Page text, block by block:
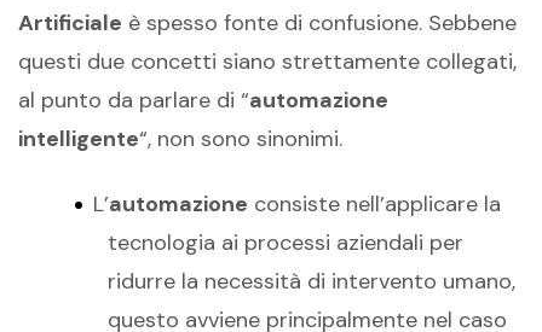
Artificiale è spesso fonte di confusione. Sebbene
questi due concetti siano strettamente collegati,
al punto da parlare di “automazione
intelligente“, non sono sinonimi.
L’automazione consiste nell’applicare la
tecnologia ai processi aziendali per
ridurre la necessità di intervento umano,
questo avviene principalmente nel caso